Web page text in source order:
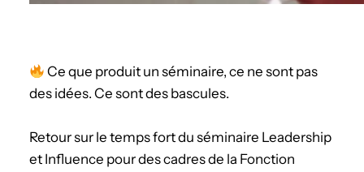
Ce que produit un séminaire, ce ne sont pas
des idées. Ce sont des bascules.
Retour sur le temps fort du séminaire Leadership
et Influence pour des cadres de la Fonction